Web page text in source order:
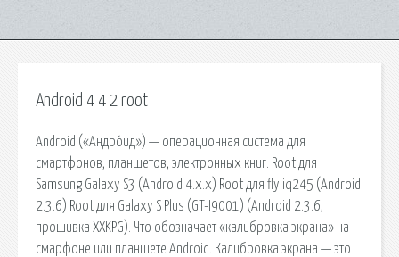
Android 4 4 2 root
Android («Андро́ид») — операционная система для
смартфонов, планшетов, электронных книг. Root для
Samsung Galaxy S3 (Android 4.x.x) Root для fly iq245 (Android
2.3.6) Root для Galaxy S Plus (GT-I9001) (Android 2.3.6,
прошивка XXKPG). Что обозначает «калибровка экрана» на
смарфоне или планшете Android. Калибровка экрана — это